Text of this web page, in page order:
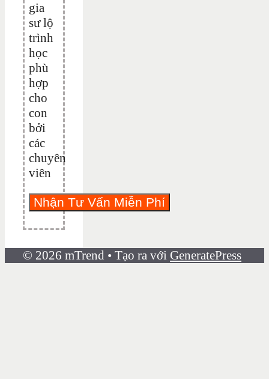
gia
sư lộ
trình
học
phù
hợp
cho
con
bởi
các
chuyên
viên
© 2026 mTrend • Tạo ra với GeneratePress